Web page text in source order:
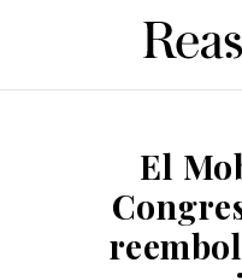
El